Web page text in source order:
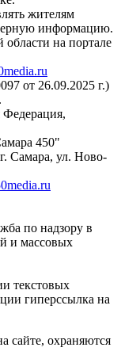
жителям
информацию.
на портале
от 26.09.2025 г.)
Федерация,
450"
Самара, ул. Ново-
по надзору в
и массовых
текстовых
гиперссылка на
сайте, охраняются